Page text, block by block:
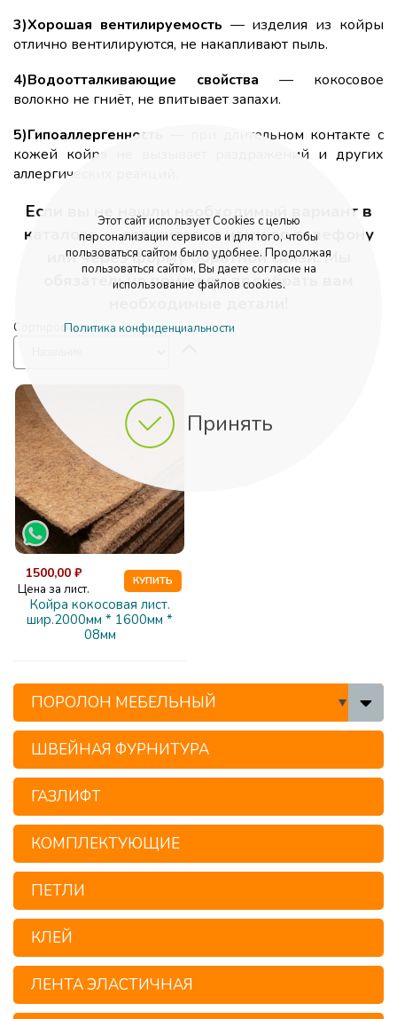
Принять
Этот сайт использует Cookies с целью
персонализации сервисов и для того, чтобы
пользоваться сайтом было удобнее. Продолжая
пользоваться сайтом, Вы даете согласие на
использование файлов cookies.
Политика конфиденциальности
3)Хорошая вентилируемость — изделия из койры
отлично вентилируются, не накапливают пыль.
4)Водоотталкивающие свойства — кокосовое
волокно не гниёт, не впитывает запахи.
5)Гипоаллергенность
— при длительном контакте с
кожей койра не вызывает раздражений и других
аллергических реакций.
Если вы не нашли необходимый вариант в
каталоге — свяжитесь с нами по телефону
или через форму обратной связи. Мы
обязательно поможем подобрать вам
Сортировка:
1500,00 ₽
Цена за лист.
КУПИТЬ
Койра кокосовая лист.
шир.2000мм * 1600мм *
08мм
ПОРОЛОН МЕБЕЛЬНЫЙ
ШВЕЙНАЯ ФУРНИТУРА
ГАЗЛИФТ
КОМПЛЕКТУЮЩИЕ
ПЕТЛИ
КЛЕЙ
ЛЕНТА ЭЛАСТИЧНАЯ